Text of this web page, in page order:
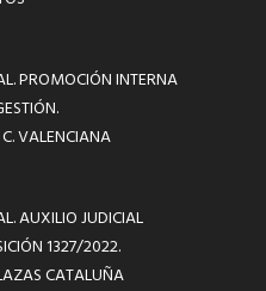
PROMOCIÓN INTERNA
VALENCIANA
AUXILIO JUDICIAL
1327/2022.
CATALUÑA